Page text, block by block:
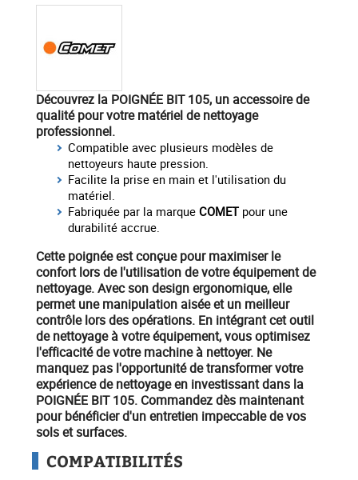
Découvrez la POIGNÉE BIT 105, un accessoire de
qualité pour votre matériel de nettoyage
professionnel.
Compatible avec plusieurs modèles de
nettoyeurs haute pression.
Facilite la prise en main et l'utilisation du
matériel.
Fabriquée par la marque COMET pour une
durabilité accrue.
Cette poignée est conçue pour maximiser le
confort lors de l'utilisation de votre équipement de
nettoyage. Avec son design ergonomique, elle
permet une manipulation aisée et un meilleur
contrôle lors des opérations. En intégrant cet outil
de nettoyage à votre équipement, vous optimisez
l'efficacité de votre machine à nettoyer. Ne
manquez pas l'opportunité de transformer votre
expérience de nettoyage en investissant dans la
POIGNÉE BIT 105. Commandez dès maintenant
pour bénéficier d'un entretien impeccable de vos
sols et surfaces.
COMPATIBILITÉS